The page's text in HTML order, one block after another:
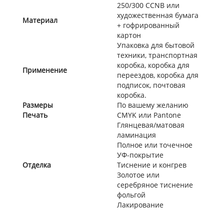
Материал
250/300 CCNB или
художественная бумага
+ гофрированный
картон
Применение
Упаковка для бытовой
техники, транспортная
коробка, коробка для
переездов, коробка для
подписок, почтовая
коробка.
Размеры
По вашему желанию
Печать
CMYK или Pantone
Отделка
Глянцевая/матовая
ламинация
Полное или точечное
УФ-покрытие
Тиснение и конгрев
Золотое или
серебряное тиснение
фольгой
Лакирование